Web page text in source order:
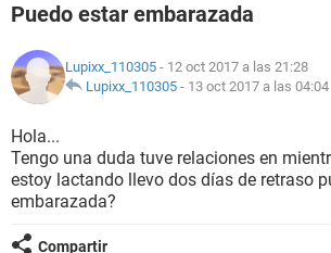
NUTRICIÓN
BIENESTAR
SEXUALIDAD
Puedo estar embarazada
Lupixx_110305 - 12 oct 2017 a las 21:28
Lupixx_110305 - 13 oct 2017 a las 04:04
Hola...
Tengo una duda tuve relaciones en
estoy lactando llevo dos días de retraso
embarazada?
Compartir